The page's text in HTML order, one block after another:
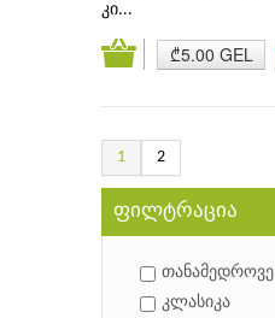
კი...
₾5.00 GEL
1 2
ფილტრაცია
თანამედროვე
კლასიკა